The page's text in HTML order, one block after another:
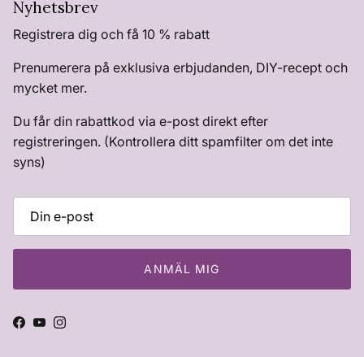
Nyhetsbrev
Registrera dig och få 10 % rabatt
Prenumerera på exklusiva erbjudanden, DIY-recept och
mycket mer.
Du får din rabattkod via e-post direkt efter
registreringen. (Kontrollera ditt spamfilter om det inte
syns)
ANMÄL MIG
Facebook
YouTube
Instagram